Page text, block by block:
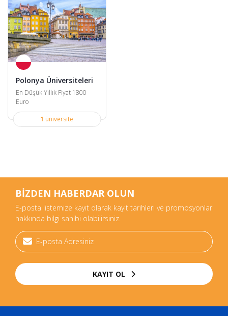
Polonya Üniversiteleri
En Düşük Yıllık Fiyat 1800
Euro
1 üniversite
BİZDEN HABERDAR OLUN
E-posta listemize kayıt olarak kayıt tarihleri ve promosyonlar
hakkında bilgi sahibi olabilirsiniz.
KAYIT OL